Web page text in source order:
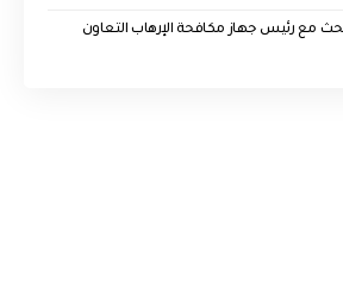
مع رئيس جهاز مكافحة الإرهاب التعاون